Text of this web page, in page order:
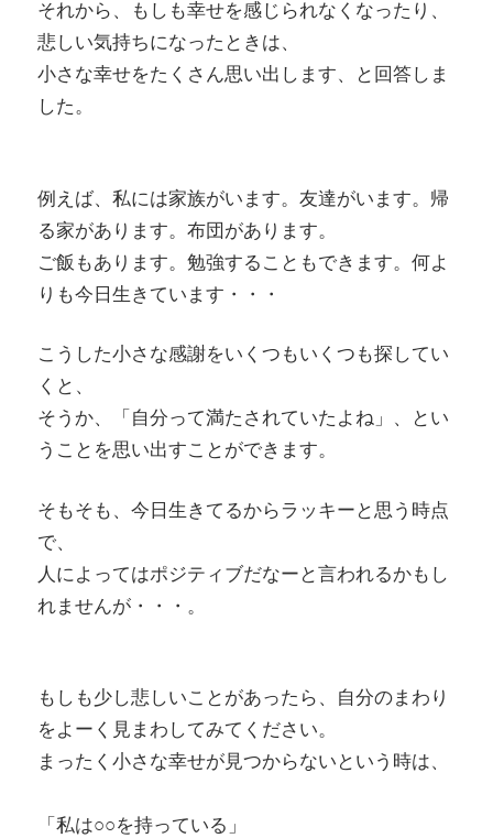
それから、もしも幸せを感じられなくなったり、
悲しい気持ちになったときは、
小さな幸せをたくさん思い出します、と回答しま
した。
例えば、私には家族がいます。友達がいます。帰
る家があります。布団があります。
ご飯もあります。勉強することもできます。何よ
りも今日生きています・・・
こうした小さな感謝をいくつもいくつも探してい
くと、
そうか、「自分って満たされていたよね」、とい
うことを思い出すことができます。
そもそも、今日生きてるからラッキーと思う時点
で、
人によってはポジティブだなーと言われるかもし
れませんが・・・。
もしも少し悲しいことがあったら、自分のまわり
をよーく見まわしてみてください。
まったく小さな幸せが見つからないという時は、
「私は○○を持っている」